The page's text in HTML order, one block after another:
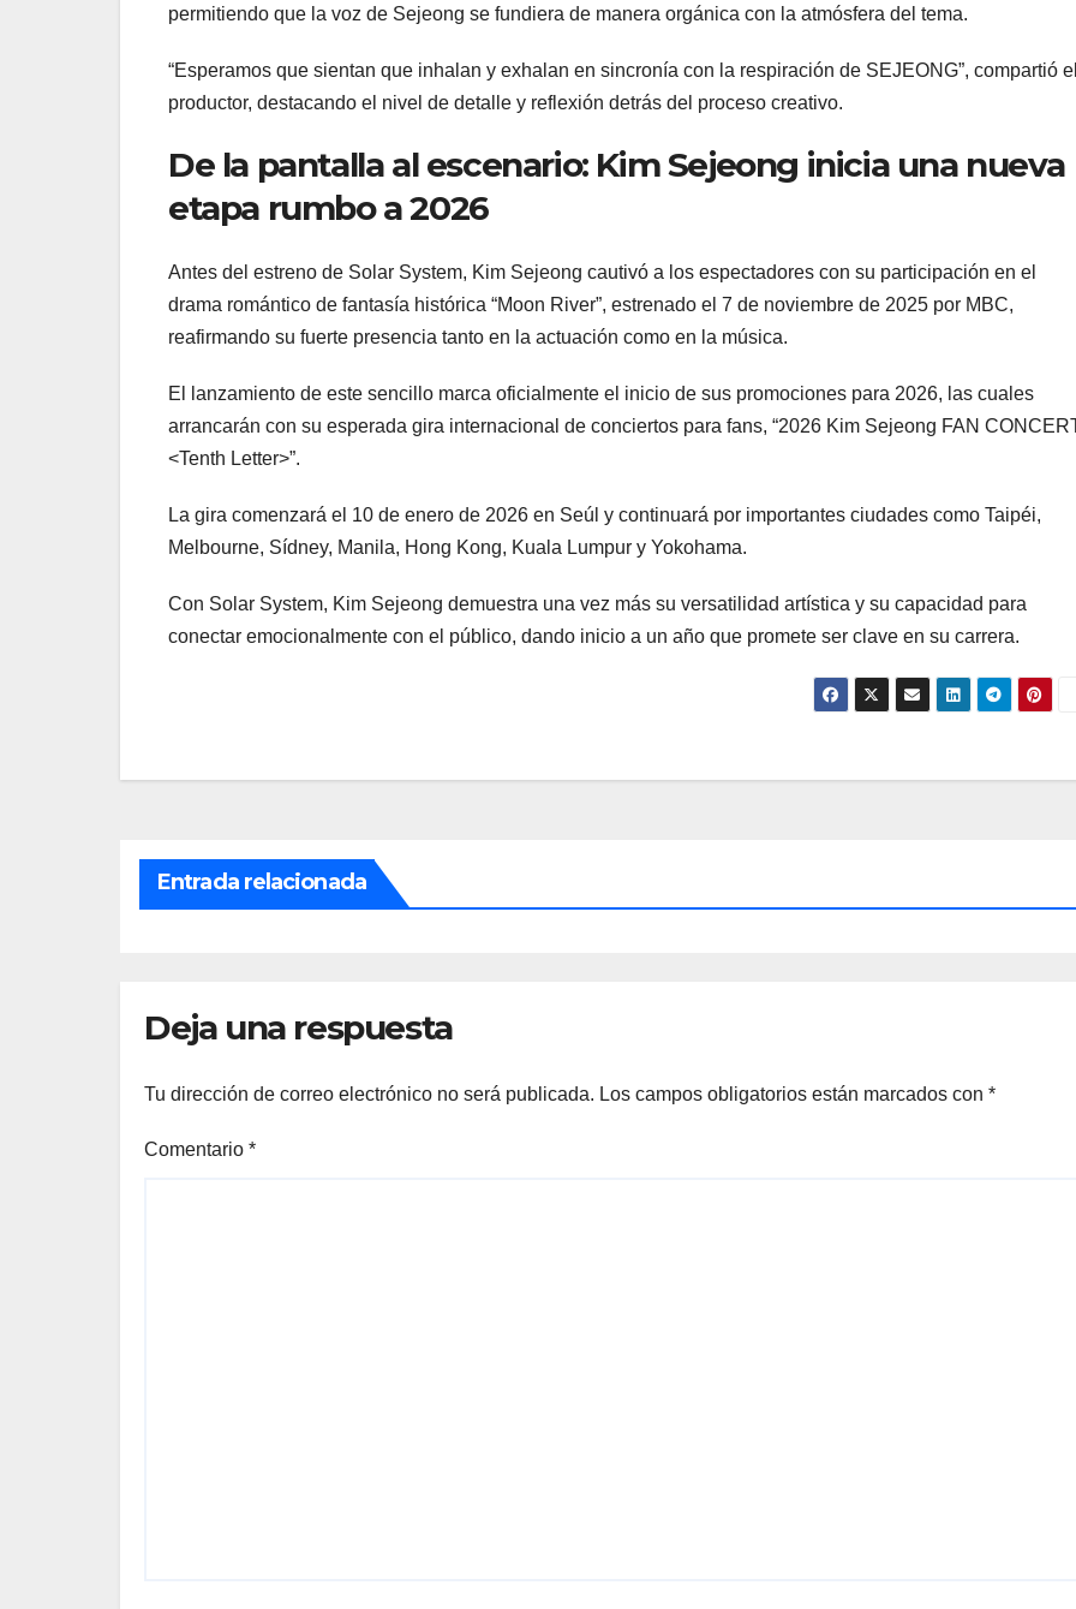
permitiendo que la voz de Sejeong se fundiera de manera orgánica con la atmósfera del tema.
“Esperamos que sientan que inhalan y exhalan en sincronía con la respiración de SEJEONG”, compartió
productor, destacando el nivel de detalle y reflexión detrás del proceso creativo.
De la pantalla al escenario: Kim Sejeong inicia una nueva
etapa rumbo a 2026
Antes del estreno de Solar System, Kim Sejeong cautivó a los espectadores con su participación en el
drama romántico de fantasía histórica “Moon River”, estrenado el 7 de noviembre de 2025 por MBC,
reafirmando su fuerte presencia tanto en la actuación como en la música.
El lanzamiento de este sencillo marca oficialmente el inicio de sus promociones para 2026, las cuales
arrancarán con su esperada gira internacional de conciertos para fans, “2026 Kim Sejeong FAN
<Tenth Letter>”.
La gira comenzará el 10 de enero de 2026 en Seúl y continuará por importantes ciudades como Taipéi,
Melbourne, Sídney, Manila, Hong Kong, Kuala Lumpur y Yokohama.
Con Solar System, Kim Sejeong demuestra una vez más su versatilidad artística y su capacidad para
conectar emocionalmente con el público, dando inicio a un año que promete ser clave en su carrera.
Entrada relacionada
Deja una respuesta
Tu dirección de correo electrónico no será publicada. Los campos obligatorios están marcados con *
Comentario *